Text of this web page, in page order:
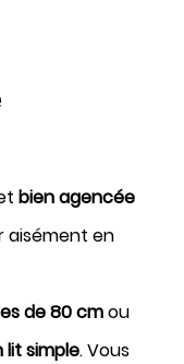
bien agencée
aisément en
de 80 cmou
lit simple. Vous